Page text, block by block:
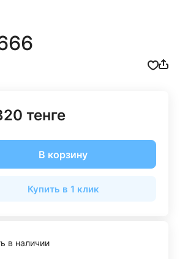
тенге
В корзину
Купить в 1 клик
в наличии